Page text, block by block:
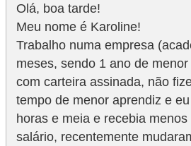
Olá, boa tarde!
Meu nome é Karoline!
Trabalho numa empresa
meses, sendo 1 ano de
com carteira assinada, não
tempo de menor aprendiz e
horas e meia e recebia
salário, recentemente